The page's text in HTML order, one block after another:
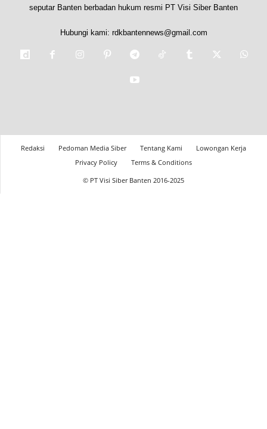
seputar Banten berbadan hukum resmi PT Visi Siber Banten
Hubungi kami: rdkbantennews@gmail.com
Redaksi Pedoman Media Siber Tentang Kami
Lowongan Kerja
Privacy Policy
Terms & Conditions
© PT Visi Siber Banten 2016-2025